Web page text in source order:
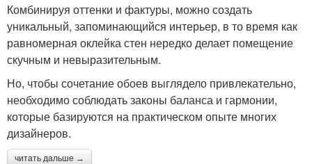
Комбинируя оттенки и фактуры, можно создать
уникальный, запоминающийся интерьер, в то время как
равномерная оклейка стен нередко делает помещение
скучным и невыразительным.
Но, чтобы сочетание обоев выглядело привлекательно,
необходимо соблюдать законы баланса и гармонии,
которые базируются на практическом опыте многих
дизайнеров.
читать дальше →